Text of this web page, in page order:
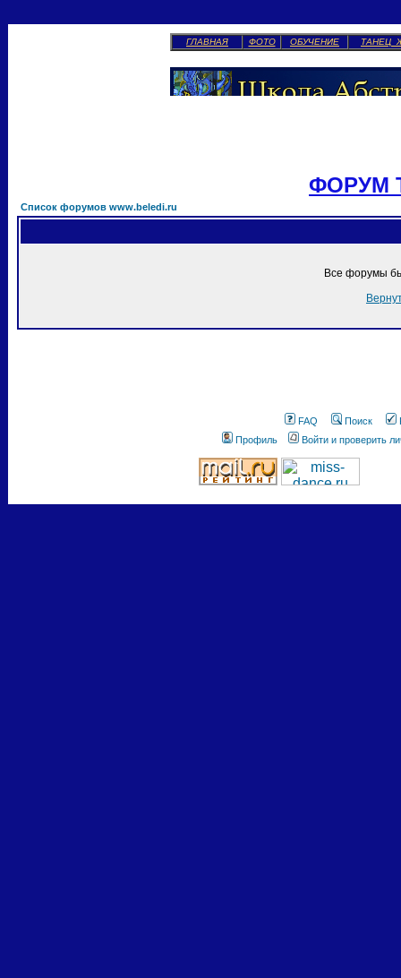
ГЛАВНАЯ ФОТО ОБУЧЕНИЕ ТАНЕЦ
ФОРУМ
Список форумов www.beledi.ru
Все форумы
FAQ Поиск
Профиль
Войти и проверить